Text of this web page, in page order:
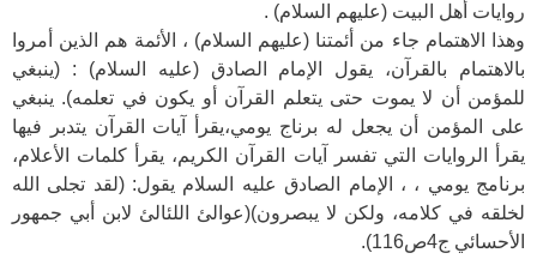
روايات أهل البيت (عليهم السلام) .
وهذا الاهتمام جاء من أئمتنا (عليهم السلام) ، الأئمة هم الذين أمروا
بالاهتمام بالقرآن، يقول الإمام الصادق (عليه السلام) : (ينبغي
للمؤمن أن لا يموت حتى يتعلم القرآن أو يكون في تعلمه). ينبغي
على المؤمن أن يجعل له برناج يومي،يقرأ آيات القرآن يتدبر فيها
يقرأ الروايات التي تفسر آيات القرآن الكريم، يقرأ كلمات الأعلام،
برنامج يومي ، ، الإمام الصادق عليه السلام يقول: (لقد تجلى الله
لخلقه في كلامه، ولكن لا يبصرون)(عوالئ اللئالئ لابن أبي جمهور
الأحسائي ج4ص116).